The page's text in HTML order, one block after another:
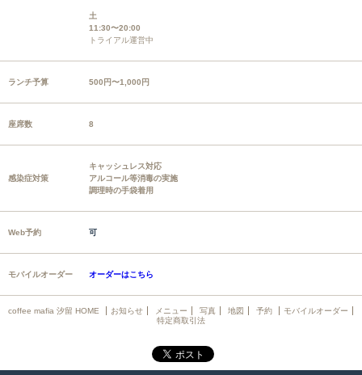
土
11:30〜20:00
トライアル運営中
ランチ予算 500円〜1,000円
座席数 8
感染症対策
キャッシュレス対応
アルコール等消毒の実施
調理時の手袋着用
Web予約 可
モバイルオーダー オーダーはこちら
coffee mafia 汐留 HOME お知らせ メニュー 写真 地図 予約
モバイルオーダー
特定商取引法